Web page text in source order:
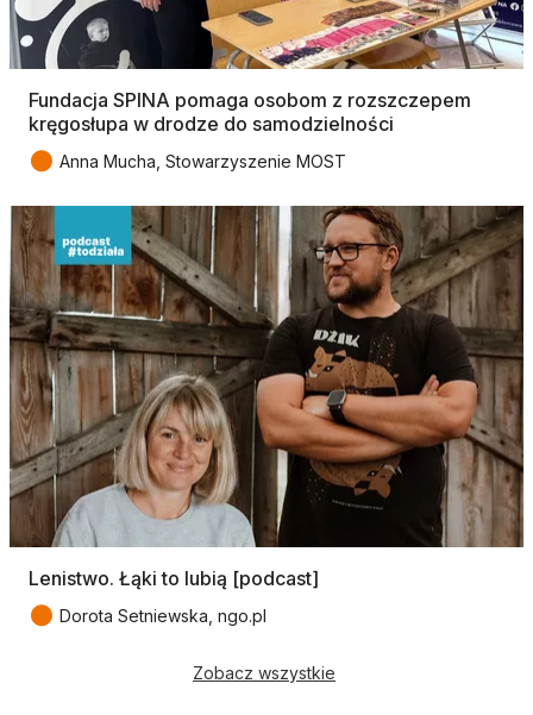
Fundacja SPINA pomaga osobom z rozszczepem
kręgosłupa w drodze do samodzielności
● Anna Mucha, Stowarzyszenie MOST
Lenistwo. Łąki to lubią [podcast]
● Dorota Setniewska, ngo.pl
Zobacz wszystkie